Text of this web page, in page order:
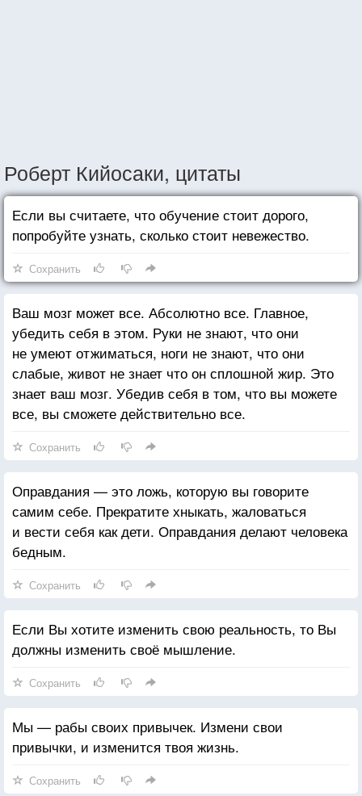
Роберт Кийосаки, цитаты
Если вы считаете, что обучение стоит дорого,
попробуйте узнать, сколько стоит невежество.
Сохранить
Ваш мозг может все. Абсолютно все. Главное,
убедить себя в этом. Руки не знают, что они
не умеют отжиматься, ноги не знают, что они
слабые, живот не знает что он сплошной жир. Это
знает ваш мозг. Убедив себя в том, что вы можете
все, вы сможете действительно все.
Сохранить
Оправдания — это ложь, которую вы говорите
самим себе. Прекратите хныкать, жаловаться
и вести себя как дети. Оправдания делают человека
бедным.
Сохранить
Если Вы хотите изменить свою реальность, то Вы
должны изменить своё мышление.
Сохранить
Мы — рабы своих привычек. Измени свои
привычки, и изменится твоя жизнь.
Сохранить